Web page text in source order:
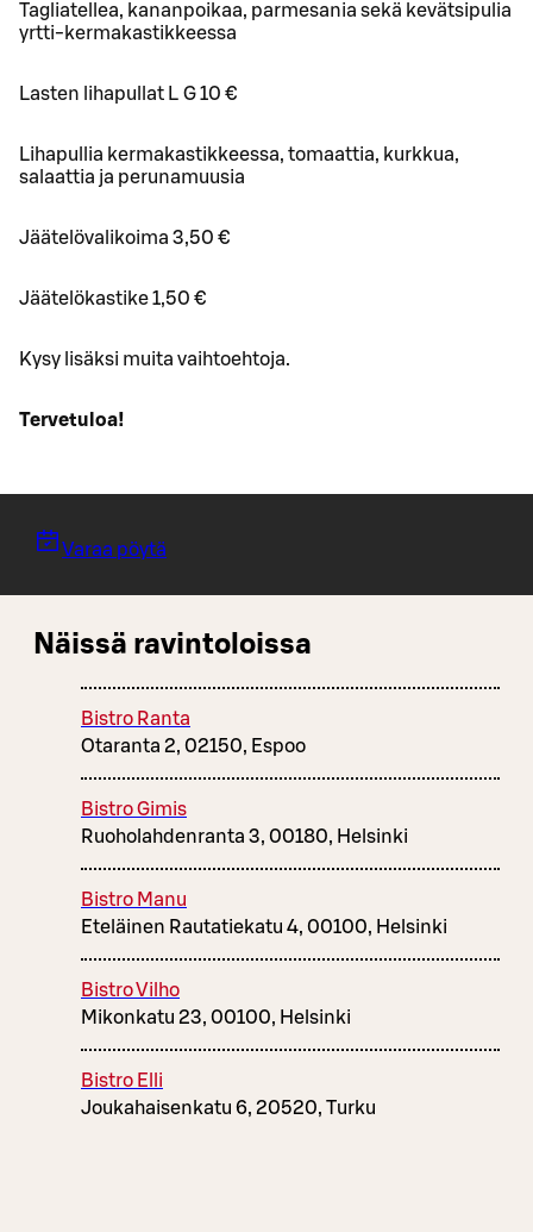
Tagliatellea, kananpoikaa, parmesania sekä kevätsipulia
yrtti-kermakastikkeessa
Lasten lihapullat L G 10 €
Lihapullia kermakastikkeessa, tomaattia, kurkkua,
salaattia ja perunamuusia
Jäätelövalikoima 3,50 €
Jäätelökastike 1,50 €
Kysy lisäksi muita vaihtoehtoja.
Tervetuloa!
Varaa pöytä
Näissä ravintoloissa
Bistro Ranta
Otaranta 2, 02150, Espoo
Bistro Gimis
Ruoholahdenranta 3, 00180, Helsinki
Bistro Manu
Eteläinen Rautatiekatu 4, 00100, Helsinki
Bistro Vilho
Mikonkatu 23, 00100, Helsinki
Bistro Elli
Joukahaisenkatu 6, 20520, Turku